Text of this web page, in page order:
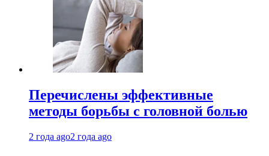
Перечислены эффективные
методы борьбы с головной болью
2 года ago2 года ago